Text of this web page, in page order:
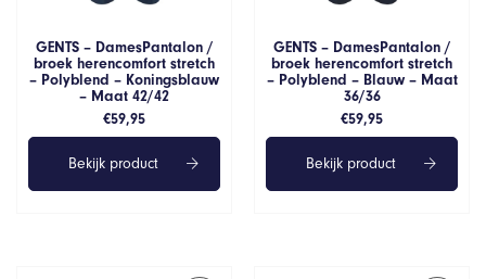
GENTS – DamesPantalon /
broek herencomfort stretch
– Polyblend – Koningsblauw
– Maat 42/42
€59,95
Bekijk product
GENTS – DamesPantalon /
broek herencomfort stretch
– Polyblend – Blauw – Maat
36/36
€59,95
Bekijk product